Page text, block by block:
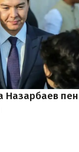
Назарбаев пен